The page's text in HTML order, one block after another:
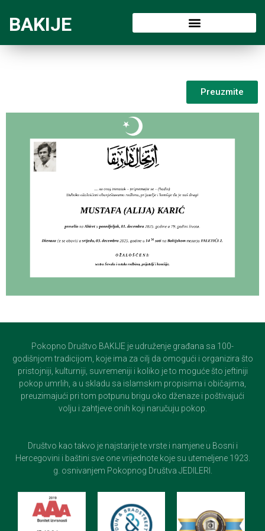
BAKIJE
Preuzmite
Pokopno Društvo BAKIJE je udruženje građana sa 100-
godišnjom tradicijom, koje ima za cilj da omogući i organizira što
pristojniji, kulturniji, suvremeniji i koliko je to moguće što jeftiniji
pokop umrlih, a u skladu sa islamskim propisima i običajima,
preuzimajući pri tom potpunu brigu oko dženaze i poštivajući
volju i zahtjeve onih koji naručuju pokop.
Društvo kao takvo je najstarije te vrste i namjene u Bosni i
Hercegovini i baštini sve one vrijednote koje su utemeljene 1923.
g. osnivanjem Pokopnog Društva JEDILERI.